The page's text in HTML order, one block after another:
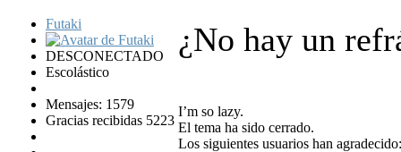
Futaki
DESCONECTADO
Escolástico
Mensajes: 1579
Gracias recibidas 5223
¿No hay un
I’m so lazy.
El tema ha sido cerrado.
Los siguientes usuarios han